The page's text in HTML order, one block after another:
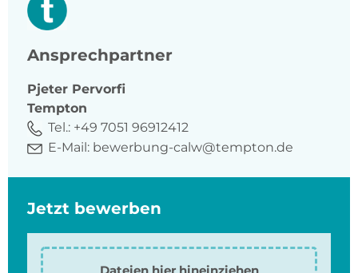
Ansprechpartner
Pjeter Pervorfi
Tempton
Tel.: +49 7051 96912412
E-Mail: bewerbung-calw@tempton.de
Jetzt bewerben